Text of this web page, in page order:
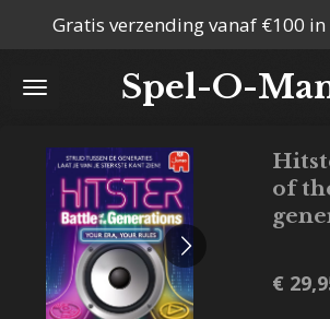
naar
hoofdinhoud
Spel-O-
Gratis verzending vanaf €100 in
of
€